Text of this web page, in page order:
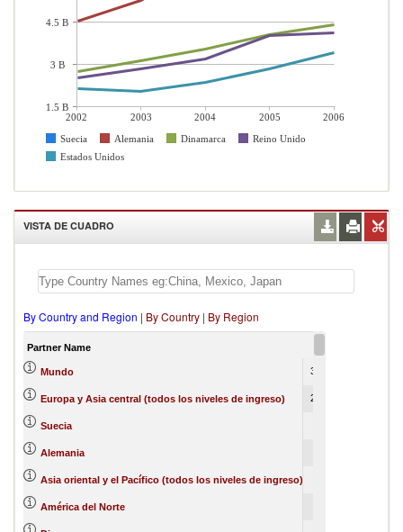
2002 2003 2004 2005
2006
Suecia
Alemania Dinamarca
Reino Unido
Estados Unidos
4.5 B
3 B
1.5 B
VISTA DE CUADRO
By Country and Region | By Country | By Region
Partner Name
Mundo 34850058
Europa y Asia central (todos los niveles de ingreso) 26248333
Suecia
Alemania
Asia oriental y el Pacífico (todos los niveles de ingreso)
América del Norte